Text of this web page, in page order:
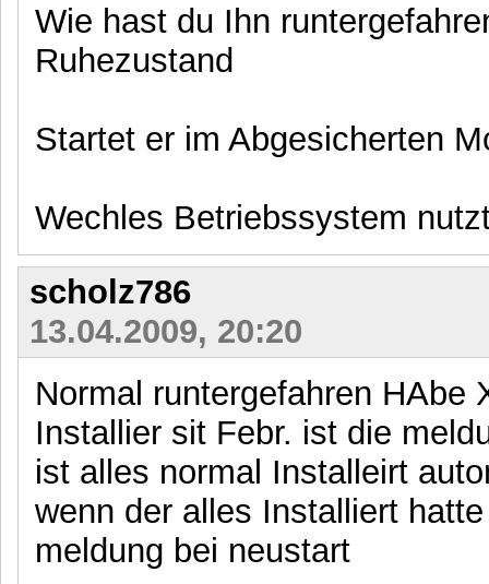
Wie hast du Ihn
Ruhezustand
Startet er im Abgesicherten
Wechles Betriebssystem
scholz786
13.04.2009, 20:20
Normal runtergefahren HAbe
Installier sit Febr. ist die
ist alles normal Installeirt
wenn der alles Installiert
meldung bei neustart